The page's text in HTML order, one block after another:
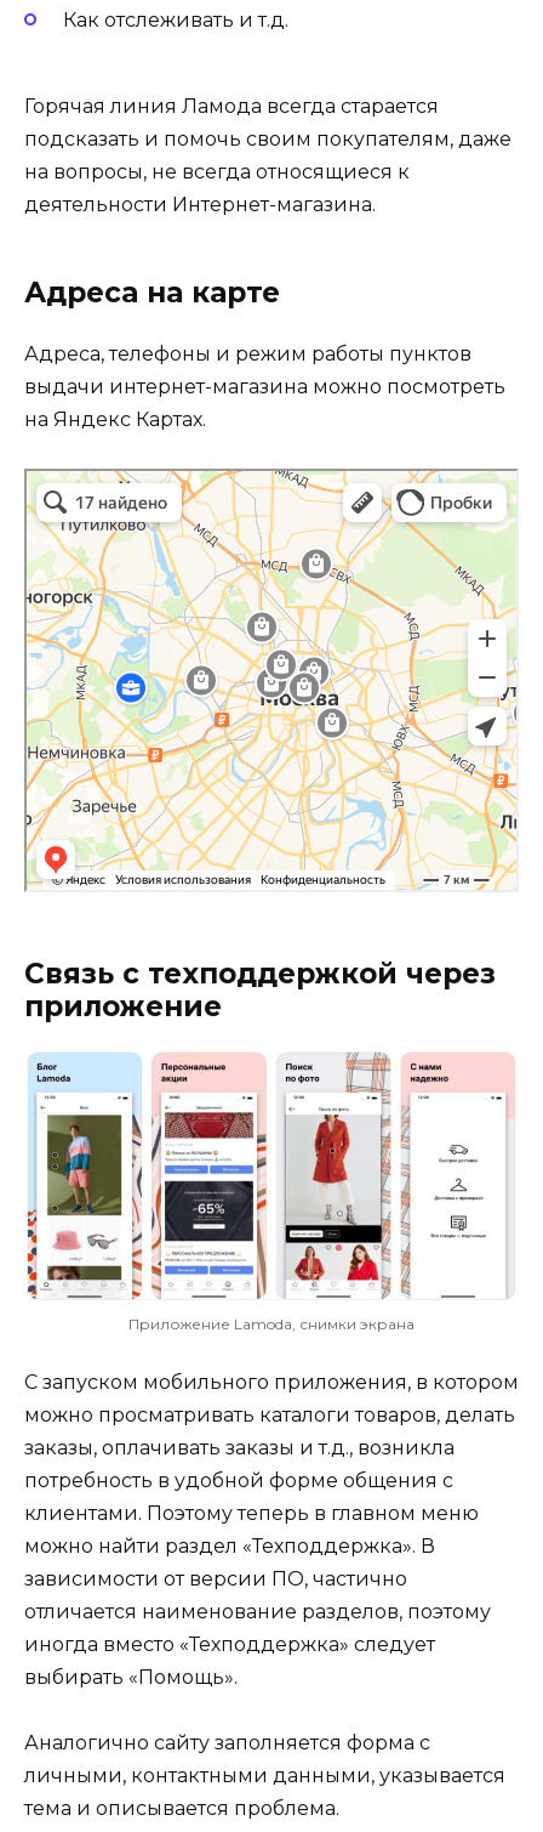
Как отслеживать и т.д.
Горячая линия Ламода всегда старается
подсказать и помочь своим покупателям, даже
на вопросы, не всегда относящиеся к
деятельности Интернет-магазина.
Адреса на карте
Адреса, телефоны и режим работы пунктов
выдачи интернет-магазина можно посмотреть
на Яндекс Картах.
Связь с техподдержкой через
приложение
Приложение Lamoda, снимки экрана
С запуском мобильного приложения, в котором
можно просматривать каталоги товаров, делать
заказы, оплачивать заказы и т.д., возникла
потребность в удобной форме общения с
клиентами. Поэтому теперь в главном меню
можно найти раздел «Техподдержка». В
зависимости от версии ПО, частично
отличается наименование разделов, поэтому
иногда вместо «Техподдержка» следует
выбирать «Помощь».
Аналогично сайту заполняется форма с
личными, контактными данными, указывается
тема и описывается проблема.